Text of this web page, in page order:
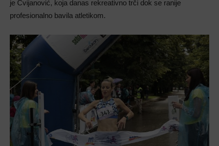
je Cvijanović, koja danas rekreativno trči dok se ranije
profesionalno bavila atletikom.